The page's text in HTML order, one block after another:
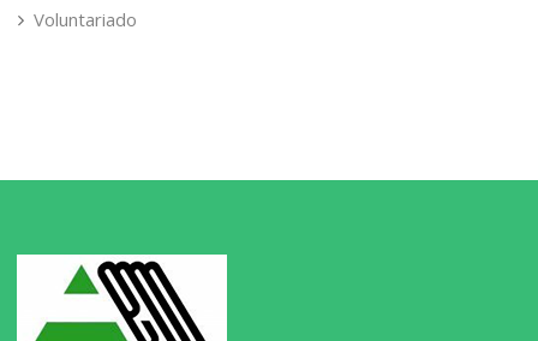
Voluntariado